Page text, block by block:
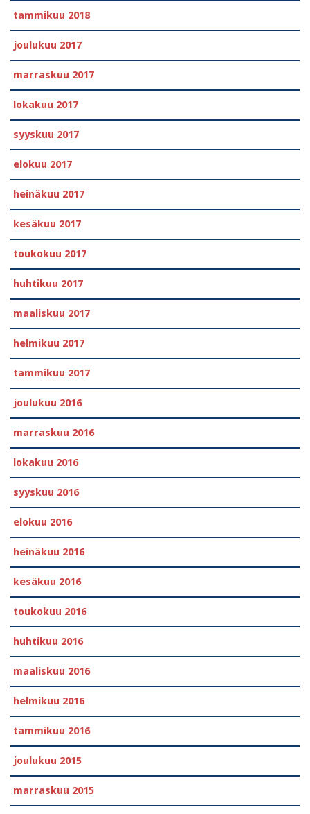
tammikuu 2018
joulukuu 2017
marraskuu 2017
lokakuu 2017
syyskuu 2017
elokuu 2017
heinäkuu 2017
kesäkuu 2017
toukokuu 2017
huhtikuu 2017
maaliskuu 2017
helmikuu 2017
tammikuu 2017
joulukuu 2016
marraskuu 2016
lokakuu 2016
syyskuu 2016
elokuu 2016
heinäkuu 2016
kesäkuu 2016
toukokuu 2016
huhtikuu 2016
maaliskuu 2016
helmikuu 2016
tammikuu 2016
joulukuu 2015
marraskuu 2015